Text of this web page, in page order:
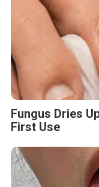
Fungus Dries
First Use